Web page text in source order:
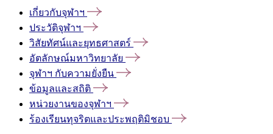
เกี่ยวกับจุฬาฯ
ประวัติจุฬาฯ
วิสัยทัศน์และยุทธศาสตร์
อัตลักษณ์มหาวิทยาลัย
จุฬาฯ กับความยั่งยืน
ข้อมูลและสถิติ
หน่วยงานของจุฬาฯ
ร้องเรียนทุจริตและประพฤติมิชอบ